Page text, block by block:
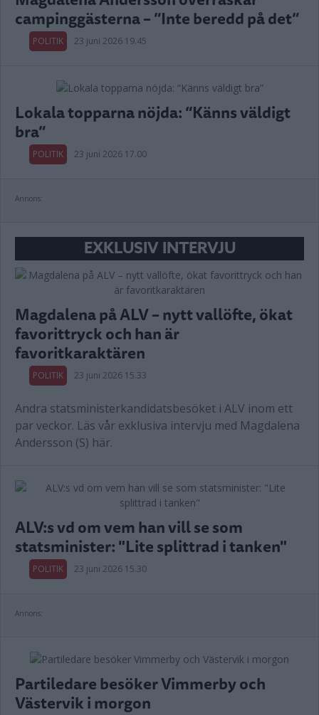
campinggästerna – ”Inte beredd på det”
POLITIK 23 juni 2026 19.45
Lokala topparna nöjda: “Känns väldigt
bra”
POLITIK 23 juni 2026 17.00
Annons:
EXKLUSIV INTERVJU
Magdalena på ALV – nytt vallöfte, ökat
favorittryck och han är
favoritkaraktären
POLITIK 23 juni 2026 15.33
Andra statsministerkandidatsbesöket i ALV inom ett
par veckor. Läs vår exklusiva intervju med Magdalena
Andersson (S) här.
ALV:s vd om vem han vill se som
statsminister: "Lite splittrad i tanken"
POLITIK 23 juni 2026 15.30
Annons:
Partiledare besöker Vimmerby och
Västervik i morgon